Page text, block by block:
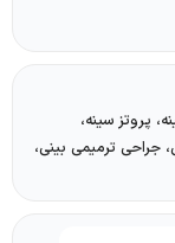
پروتز سینه،
جراحی ترمیمی بینی،